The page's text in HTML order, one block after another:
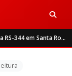
344 em Santa Rosa
se consolida co...